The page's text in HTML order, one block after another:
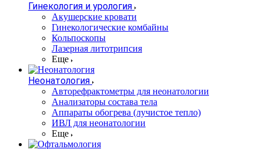
Гинекология и урология
Акушерские кровати
Гинекологические комбайны
Кольпоскопы
Лазерная литотрипсия
Еще
Неонатология
Авторефрактометры для неонатологии
Анализаторы состава тела
Аппараты обогрева (лучистое тепло)
ИВЛ для неонатологии
Еще